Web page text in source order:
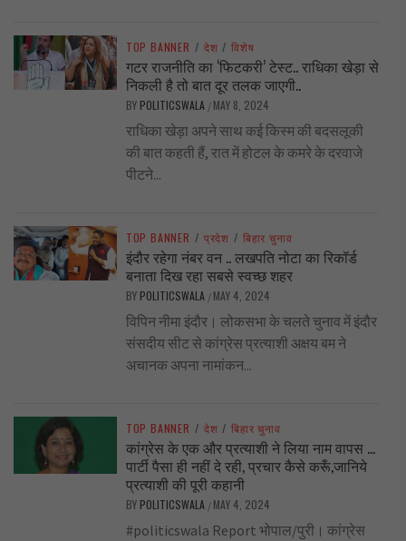
TOP BANNER / देश / विशेष
गटर राजनीति का ‘फिटकरी’ टेस्ट.. राधिका खेड़ा से
निकली है तो बात दूर तलक जाएगी..
BY POLITICSWALA / MAY 8, 2024
राधिका खेड़ा अपने साथ कई किस्म की बदसलूकी
की बात कहती हैं, रात में होटल के कमरे के दरवाजे
पीटने...
TOP BANNER / प्रदेश / बिहार चुनाव
इंदौर रहेगा नंबर वन .. लखपति नोटा का रिकॉर्ड
बनाता दिख रहा सबसे स्वच्छ शहर
BY POLITICSWALA / MAY 4, 2024
विपिन नीमा इंदौर। लोकसभा के चलते चुनाव में इंदौर
संसदीय सीट से कांग्रेस प्रत्याशी अक्षय बम ने
अचानक अपना नामांकन...
TOP BANNER / देश / बिहार चुनाव
कांग्रेस के एक और प्रत्याशी ने लिया नाम वापस …
पार्टी पैसा ही नहीं दे रही, प्रचार कैसे करूँ,जानिये
प्रत्याशी की पूरी कहानी
BY POLITICSWALA / MAY 4, 2024
#politicswala Report भोपाल/पुरी। कांग्रेस